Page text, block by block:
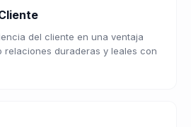
del cliente en una ventaja
relaciones duraderas y leales con